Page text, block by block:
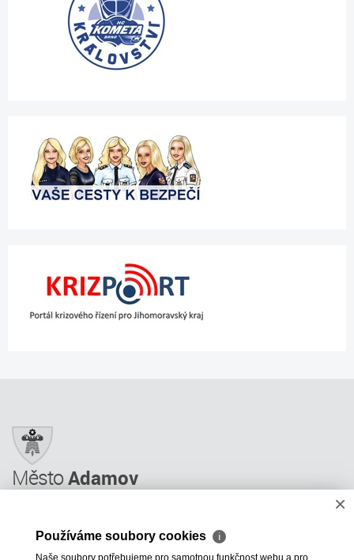
MěstoAdamov
Úřední deska
×
Používáme soubory cookies ℹ
Naše soubory potřebujeme pro samotnou funkčnost webu a pro